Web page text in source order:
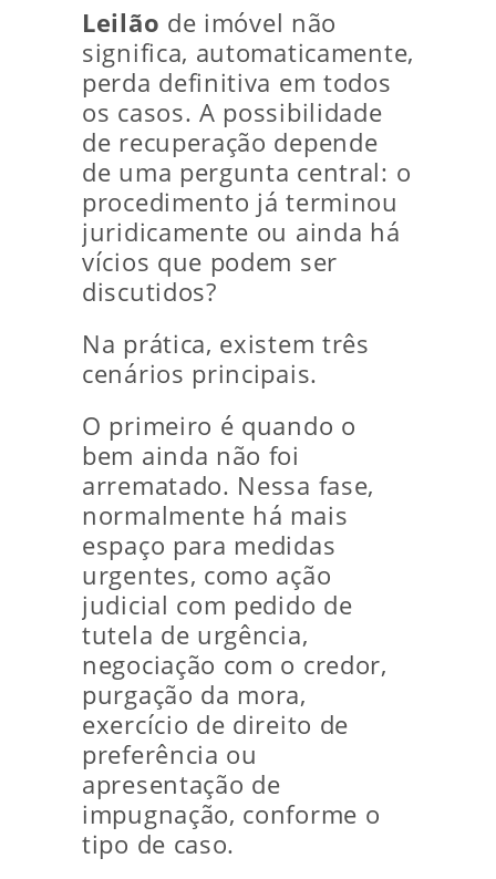
Leilão de imóvel não
significa, automaticamente,
perda definitiva em todos
os casos. A possibilidade
de recuperação depende
de uma pergunta central: o
procedimento já terminou
juridicamente ou ainda há
vícios que podem ser
discutidos?
Na prática, existem três
cenários principais.
O primeiro é quando o
bem ainda não foi
arrematado. Nessa fase,
normalmente há mais
espaço para medidas
urgentes, como ação
judicial com pedido de
tutela de urgência,
negociação com o credor,
purgação da mora,
exercício de direito de
preferência ou
apresentação de
impugnação, conforme o
tipo de caso.